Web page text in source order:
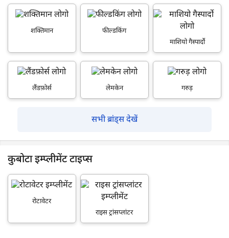
शक्तिमान
फील्डकिंग
माशियो गैस्पार्दो
लैंडफ़ोर्स लेमकेन गरुड़
सभी ब्रांड्स देखें
कुबोटा इम्प्लीमेंट टाइप्स
रोटावेटर
राइस ट्रांसप्लांटर